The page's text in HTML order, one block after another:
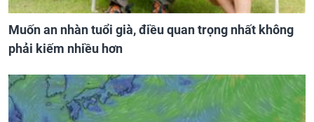
Muốn an nhàn tuổi già, điều quan trọng nhất không
phải kiếm nhiều hơn